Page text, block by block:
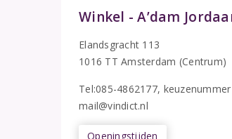
Winkel - A’dam
Elandsgracht 113
1016 TT Amsterdam (Centrum)
Tel:085-4862177,
mail@vindict.nl
Openingstijden